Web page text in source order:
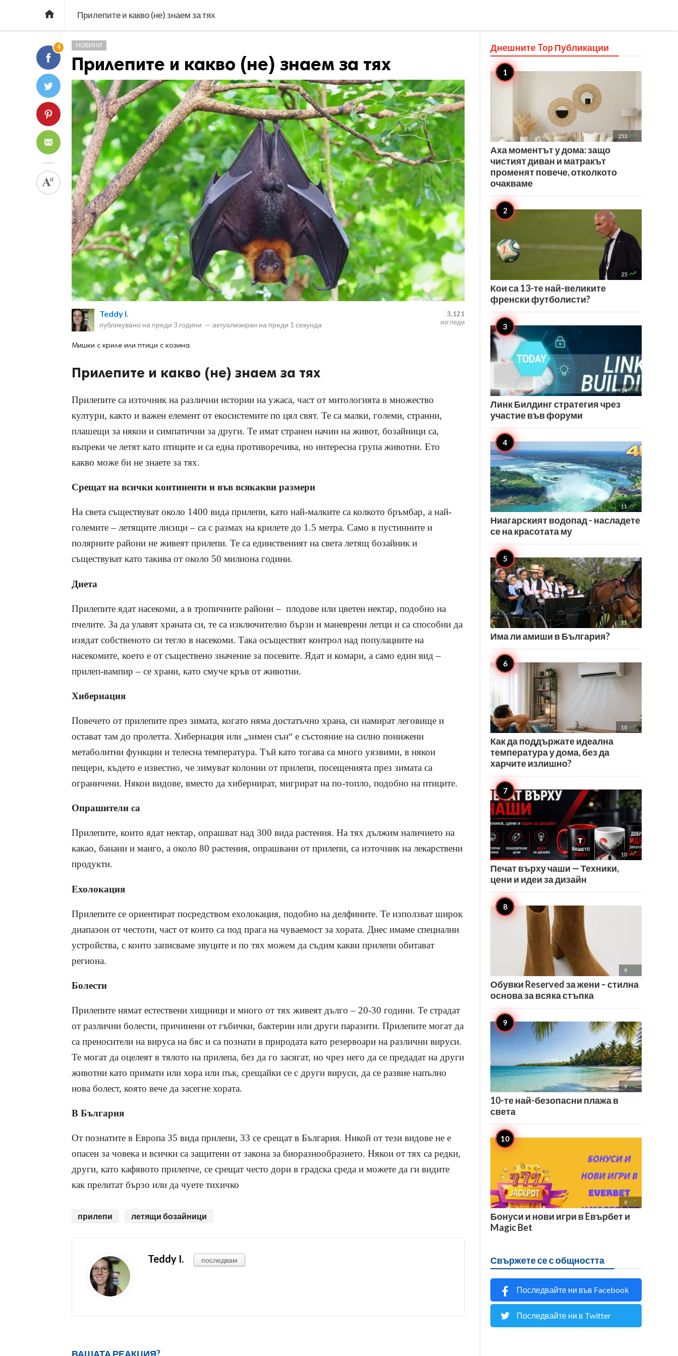
 Прилепите и какво (не) знаем за тях
4 НОВИНИ
Прилепите и какво (не) знаем за тях
Teddy I.
публикувано на преди 3 години — актуализиран на преди 1 секунда
3,121
изгледи
Мишки с криле или птици с козина.
Прилепите и какво (не) знаем за тях
Прилепите са източник на различни истории на ужаса, част от митологията в множество
култури, както и важен елемент от екосистемите по цял свят. Те са малки, големи, странни,
плашещи за някои и симпатични за други. Те имат странен начин на живот, бозайници са,
въпреки че летят като птиците и са една противоречива, но интересна група животни. Ето
какво може би не знаете за тях.
Срещат на всички континенти и във всякакви размери
На света съществуват около 1400 вида прилепи, като най-малките са колкото бръмбар, а най-
големите – летящите лисици– са с размах на крилете до 1.5 метра. Само в пустинните и
полярните райони не живеят прилепи. Те са единственият на света летящ бозайник и
съществуват като такива от около 50 милиона години.
Диета
Прилепите ядат насекоми, а в тропичните райони – плодoве или цветен нектар, подобно на
пчелите. За да улавят храната си, те са изключително бързи и маневрени летци и са способни да
изядат собственото си тегло в насекоми. Така осъществят контрол над популациите на
насекомите, което е от съществено значение за посевите. Ядат и комари, а само един вид –
прилеп-вампир – се храни, като смуче кръв от животни.
Хибернация
Повечето от прилепите през зимата, когато няма достатъчно храна, си намират леговище и
остават там до пролетта. Хибернация или „зимен сън“ е състояние на силно понижени
метаболитни функции и телесна температура. Тъй като тогава са много уязвими, в някои
пещери, където е известно, че зимуват колонии от прилепи, посещенията през зимата са
ограничени. Някои видове, вместо да хибернират, мигрират на по-топло, подобно на птиците.
Опрашители са
Прилепите, които ядат нектар, опрашват над 300 вида растения. На тях дължим наличието на
какао, банани и манго, а около 80 растения, опрашвани от прилепи, са източник на лекарствени
продукти.
Ехолокация
Прилепите се ориентират посредством ехолокация, подобно на делфините. Те използват широк
диапазон от честоти, част от които са под прага на чуваемост за хората. Днес имаме специални
устройства, с които записваме звуците и по тях можем да съдим какви прилепи обитават
региона.
Болести
Прилепите нямат естествени хищници и много от тях живеят дълго – 20-30 години. Те страдат
от различни болести, причинени от гъбички, бактерии или други паразити. Прилепите могат да
са преносители на вируса на бяс и са познати в природата като резервоари на различни вируси.
Те могат да оцелеят в тялото на прилепа, без да го засягат, но чрез него да се предадат на други
животни като примати или хора или пък, срещайки се с други вируси, да се развие напълно
нова болест, която вече да засегне хората.
В България
От познатите в Европа 35 вида прилепи, 33 се срещат в България. Никой от тези видове не е
опасен за човека и всички са защитени от закона за биоразнообразието. Някои от тях са редки,
други, като кафявото прилепче, се срещат често дори в градска среда и можете да ги видите
как прелитат бързо или да чуете тихичко
прилепи летящи бозайници
Teddy I. последвам
ВАШАТА РЕАКЦИЯ?
Днешните TopПубликации
253 
Аха моментът у дома: защо
чистият диван и матракът
променят повече, отколкото
очакваме
25 
Кои са 13-те най-великите
френски футболисти?
24 
Линк Билдинг стратегия чрез
участие във форуми
11 
Ниагарският водопад - насладете
се на красотата му
11 
Има ли амиши в България?
10 
Как да поддържате идеална
температура у дома, без да
харчите излишно?
10 
Печат върху чаши — Техники,
цени и идеи за дизайн
9 
Обувки Reserved за жени – стилна
основа за всяка стъпка
9 
10-те най-безопасни плажа в
света
9 
Бонуси и нови игри в Eвърбет и
Magic Bet
Свържете се с общността
Последвайте ни във Facebook
Последвайте ни в Twitter